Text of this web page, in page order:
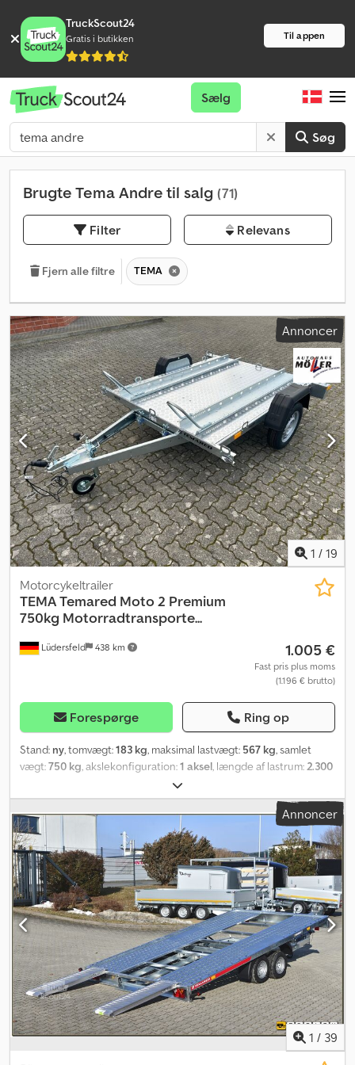
TruckScout24
Gratis i butikken Til appen
Søg
Sælg
Brugte Tema Andre til salg (71)
Filter Relevans
Fjern alle filtre TEMA
Annoncer
1 / 19
Lüdersfeld 438 km
Motorcykeltrailer
TEMATemared Moto 2 Premium
750kg Motorradtransporte...
1.005 €
Fast pris plus moms
(1.196 € brutto)
Forespørge Ring op
Stand: ny, tomvægt:183 kg, maksimal lastvægt: 567 kg, samlet
vægt:750 kg, akslekonfiguration:1 aksel, længde af lastrum:2.300
, Produktionsår:
kilometerstand:50 km, geartype:mekanisk, energieffektivitet:A,
Temared Moto 2 Premium Motorcykeltransportør til op til 2
motorcykler Bilanhænger Credsuchbqopfx Agvjf Alder: Ny
(produktionsår: 2026) 3 års periodisk syn fra datoen for første
indregistrering Inkl. registreringsdokumenter (køretøjsattest /
registreringsattest, del 2 og COC) Tilgængelig fra: Ca. 6 uger efter
ordreafgivelse (ikke-bindende) Finansiering er mulig via vores
partnerbanker! Tekniske data Tilladt totalvægt: 750 kg Egenvægt:
ca. 183 kg Nyttelast: ca. 567 kg Antal aksler: 1 Længde på lastrum:
2.300 mm Bredde på lastrum: 1.550 mm Bremsetype: Ubremset
Chassis: Lavtlader (hjul ved siden af påbygningen),
gummifjederaksel Elektrisk system: 12V, 13-polet stik Dækstørrelse:
155/70 R13 Særligt udstyr Aluminiums bundplade LED-belysning
Udstyr 2 x støtteskinner med justerbare hjulstop 100 km/t-attest
(tomvægt for trækkøretøj min. 2.500 kg) Sammenfoldelig
trækstang (anhængeren kan stilles op på højkant) Ramme skruet
Annoncer
1 / 39